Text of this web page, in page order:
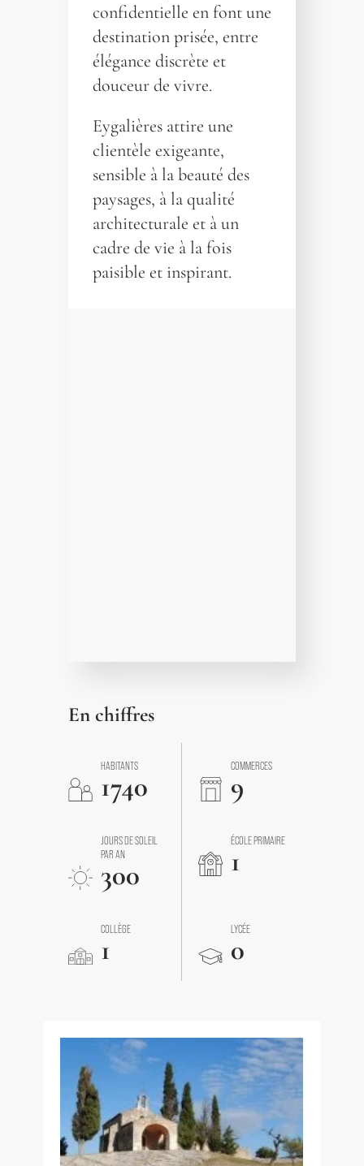
confidentielle en font une
destination prisée, entre
élégance discrète et
douceur de vivre.
Eygalières attire une
clientèle exigeante,
sensible à la beauté des
paysages, à la qualité
architecturale et à un
cadre de vie à la fois
paisible et inspirant.
En chiffres
HABITANTS
1740
COMMERCES
9
JOURS DE SOLEIL
PAR AN
300
ÉCOLE PRIMAIRE
1
COLLÈGE
1
LYCÉE
0